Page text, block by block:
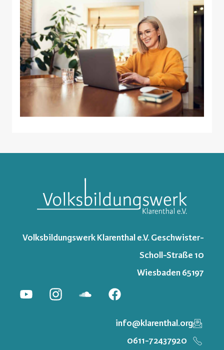
Volksbildungswerk Klarenthal e.V. Geschwister-
Scholl-Straße 10
65197 Wiesbaden
info@klarenthal.org
0611-72437920